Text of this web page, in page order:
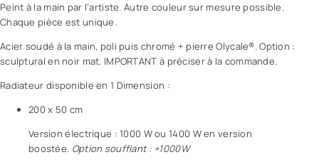
Peint à la main par l’artiste. Autre couleur sur mesure possible.
Chaque pièce est unique.
Acier soudé à la main, poli puis chromé + pierre Olycale®. Option :
sculptural en noir mat. IMPORTANT à préciser à la commande.
Radiateur disponible en 1 Dimension :
200 x 50 cm
Version électrique : 1000 W ou 1400 W en version
boostée. Option soufflant : +1000W